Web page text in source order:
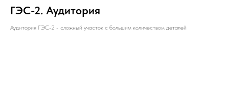
ГЭС-2. Аудитория
Аудитория ГЭС-2 - сложный участок с большим количеством деталей